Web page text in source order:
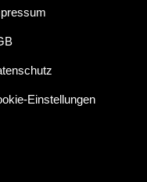
Einstellungen